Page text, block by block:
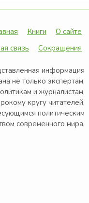
Книги
О сайте
связь
Сокращения
информация
не только экспертам,
и журналистам,
кругу читателей,
политическим
современного мира.